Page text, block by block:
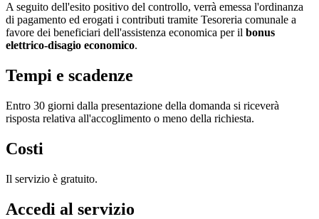
A seguito dell'esito positivo del controllo, verrà emessa l'ordinanza
di pagamento ed erogati i contributi tramite Tesoreria comunale a
favore dei beneficiari dell'assistenza economica per il bonus
elettrico-disagio economico.
Tempi e scadenze
Entro 30 giorni dalla presentazione della domanda si riceverà
risposta relativa all'accoglimento o meno della richiesta.
Costi
Il servizio è gratuito.
Accedi al servizio